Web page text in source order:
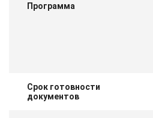
Программа
Срок готовности
документов